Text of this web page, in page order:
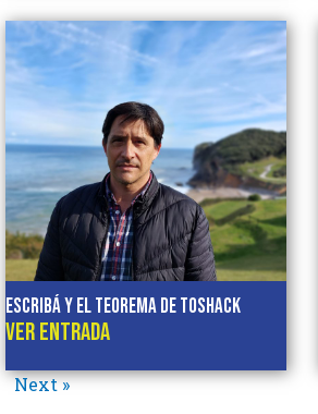
ESCRIBÁ Y EL TEOREMA DE TOSHACK
VER ENTRADA
Next »